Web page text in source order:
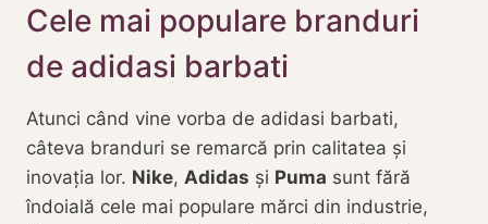
Cele mai populare branduri
de adidasi barbati
Atunci când vine vorba de adidasi barbati,
câteva branduri se remarcă prin calitatea și
inovația lor. Nike, Adidas și Puma sunt fără
îndoială cele mai populare mărci din industrie,